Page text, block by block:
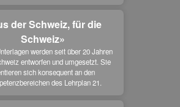
der Schweiz, für die
Schweiz»
werden seit über 20 Jahren
entworfen und umgesetzt. Sie
sich konsequent an den
des Lehrplan 21.